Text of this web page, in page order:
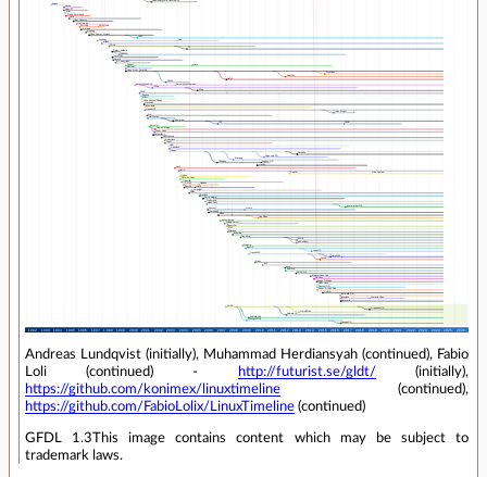
Andreas Lundqvist (initially), Muhammad Herdiansyah (continued), Fabio
Loli (continued) -
http://futurist.se/gldt/ (initially),
https://github.com/konimex/linuxtimeline (continued),
https://github.com/FabioLolix/LinuxTimeline (continued)
GFDL 1.3This image contains content which may be subject to
trademark laws.